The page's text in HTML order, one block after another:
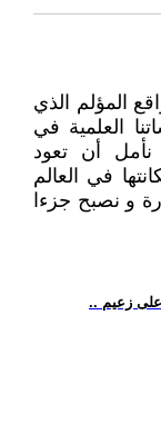
المؤلم الذي
العلمية في
نأمل أن تعود
في العالم
و نصبح جزءا
على زعيم